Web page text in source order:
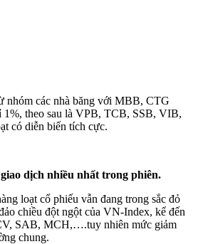
nhóm các nhà băng với MBB, CTG
1%, theo sau là VPB, TCB, SSB, VIB,
có diễn biến tích cực.
dịch nhiều nhất trong phiên.
loạt cổ phiếu vẫn đang trong sắc đỏ
chiều đột ngột của VN-Index, kể đến
SAB, MCH,….tuy nhiên mức giảm
chung.